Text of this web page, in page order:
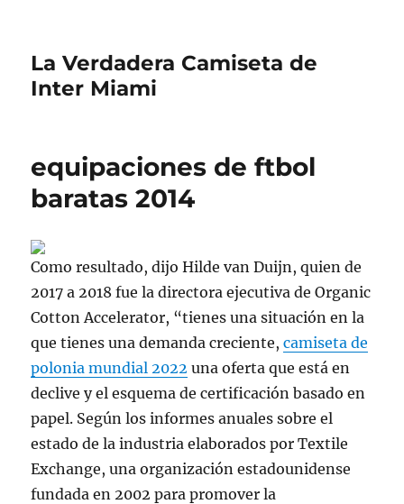
La Verdadera Camiseta de
Inter Miami
equipaciones de ftbol
baratas 2014
Como resultado, dijo Hilde van Duijn, quien de
2017 a 2018 fue la directora ejecutiva de Organic
Cotton Accelerator, “tienes una situación en la
que tienes una demanda creciente,camiseta de
polonia mundial 2022 una oferta que está en
declive y el esquema de certificación basado en
papel. Según los informes anuales sobre el
estado de la industria elaborados por Textile
Exchange, una organización estadounidense
fundada en 2002 para promover la